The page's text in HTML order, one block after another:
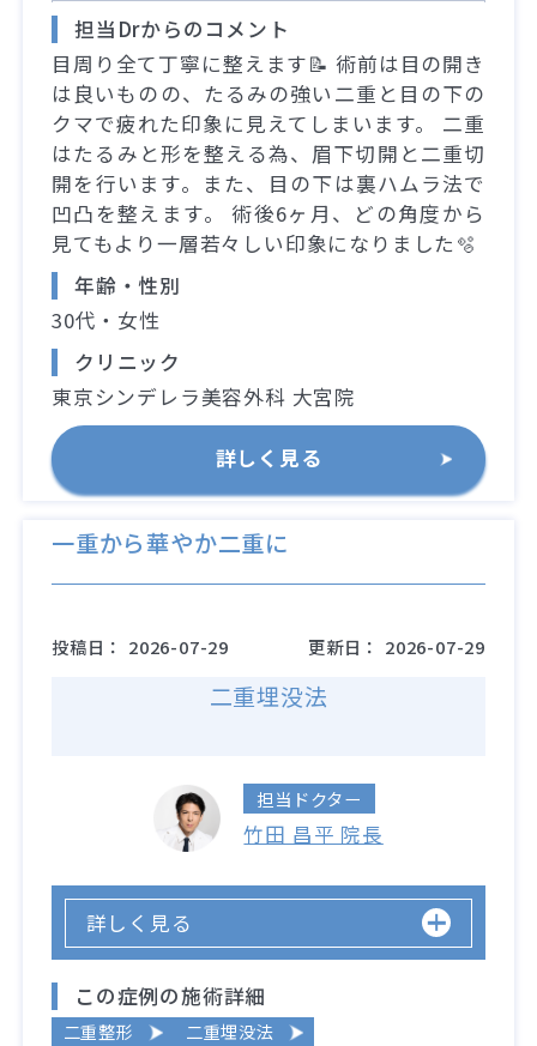
担当Drからのコメント
目周り全て丁寧に整えます📝 術前は目の開き
は良いものの、たるみの強い二重と目の下の
クマで疲れた印象に見えてしまいます。 二重
はたるみと形を整える為、眉下切開と二重切
開を行います。また、目の下は裏ハムラ法で
凹凸を整えます。 術後6ヶ月、どの角度から
見てもより一層若々しい印象になりました🫧
年齢・性別
30代・女性
クリニック
東京シンデレラ美容外科 大宮院
詳しく見る
一重から華やか二重に
投稿日： 2026-07-29 更新日： 2026-07-29
二重埋没法
担当ドクター
竹田 昌平 院長
詳しく見る
この症例の施術詳細
二重整形
二重埋没法